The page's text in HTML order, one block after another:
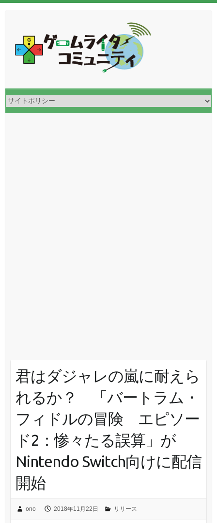
君はダジャレの嵐に耐えら
れるか？ 「バートラム・
フィドルの冒険 エピソー
ド2：惨々たる誤算」が
Nintendo Switch向けに配信
開始
ono 2018年11月22日 リリース